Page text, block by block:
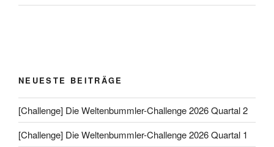
NEUESTE BEITRÄGE
[Challenge] Die Weltenbummler-Challenge 2026 Quartal 2
[Challenge] Die Weltenbummler-Challenge 2026 Quartal 1